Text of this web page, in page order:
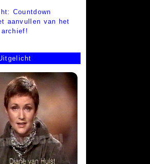
Countdown
aanvullen van het
archief!